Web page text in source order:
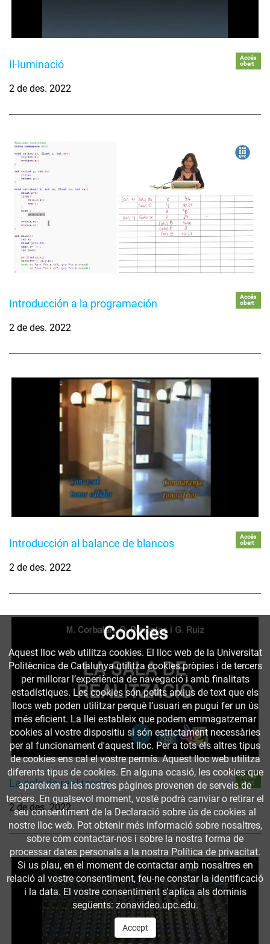
Il·luminació
Accés
obert
2 de des. 2022
Introducción a la programación
Accés
obert
2 de des. 2022
Introducción al balance de blancos
Accés
obert
2 de des. 2022
La sala de realització
Accés
obert
2 de des. 2022
Cookies
Aquest lloc web utilitza cookies. El lloc web de la Universitat
Politècnica de Catalunya utilitza cookies pròpies i de tercers
per millorar l’experiència de navegació i amb finalitats
estadístiques. Les cookies són petits arxius de text que els
llocs web poden utilitzar perquè l’usuari en pugui fer un ús
més eficient. La llei estableix que podem emmagatzemar
cookies al vostre dispositiu si són estrictament necessàries
per al funcionament d'aquest lloc. Per a tots els altres tipus
de cookies ens cal el vostre permís. Aquest lloc web utilitza
diferents tipus de cookies. En alguna ocasió, les cookies que
apareixen a les nostres pàgines provenen de serveis de
tercers. En qualsevol moment, vostè podrà canviar o retirar el
seu consentiment de la Declaració sobre ús de cookies al
nostre lloc web. Pot obtenir més informació sobre nosaltres,
sobre cóm contactar-nos i sobre la nostra forma de
processar dates personals a la nostra Política de privacitat.
Si us plau, en el moment de contactar amb nosaltres en
relació al vostre consentiment, feu-ne constar la identificació
i la data. El vostre consentiment s'aplica als dominis
següents: zonavideo.upc.edu.
Accept